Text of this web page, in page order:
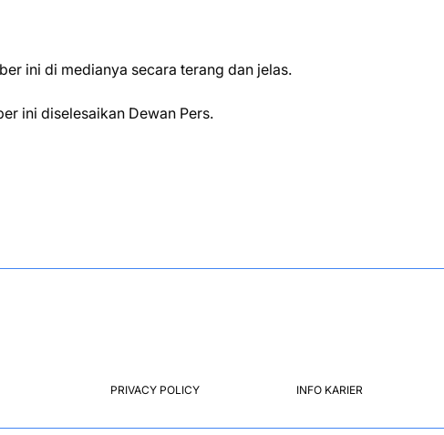
ini di medianya secara terang dan jelas.
ini diselesaikan Dewan Pers.
PRIVACY POLICY INFO KARIER